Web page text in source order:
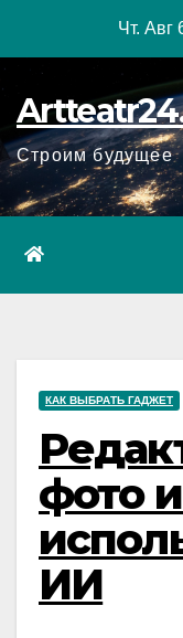
Чт. Авг
Строим будущее
КАК ВЫБРАТЬ ГАДЖЕТ
фото
ИИ